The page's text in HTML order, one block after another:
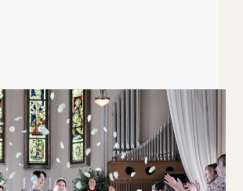
希望の光。
伝統と格式ある大聖堂からはじまりま